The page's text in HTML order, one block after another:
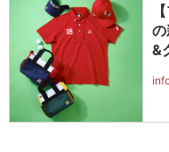
&